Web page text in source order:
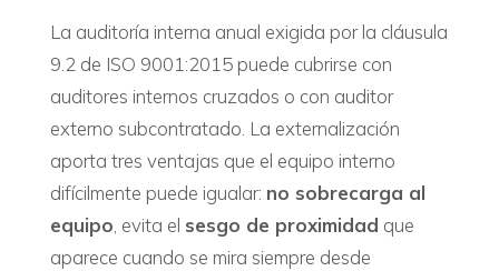
La auditoría interna anual exigida por la cláusula
9.2 de ISO 9001:2015 puede cubrirse con
auditores internos cruzados o con auditor
externo subcontratado. La externalización
aporta tres ventajas que el equipo interno
difícilmente puede igualar: no sobrecarga al
equipo , evita el sesgo de proximidad que
aparece cuando se mira siempre desde